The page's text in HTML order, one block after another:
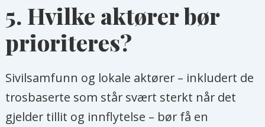
5. Hvilke aktører bør
prioriteres?
Sivilsamfunn og lokale aktører – inkludert de
trosbaserte som står svært sterkt når det
gjelder tillit og innflytelse – bør få en